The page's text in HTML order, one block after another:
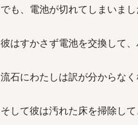
でも、電池が切れてしまいまし
彼はすかさず電池を交換して、
流石にわたしは訳が分からなく
そして彼は汚れた床を掃除し